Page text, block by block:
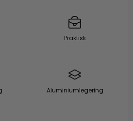
Praktisk
Aluminiumlegering